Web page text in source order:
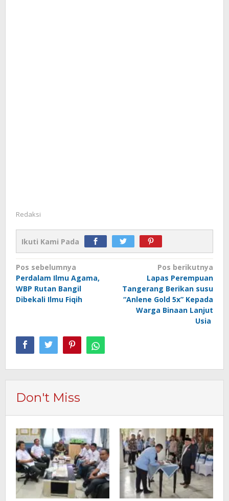
Redaksi
Ikuti Kami Pada
Navigasi
pos
Pos sebelumnya
Perdalam Ilmu Agama,
WBP Rutan Bangil
Dibekali Ilmu Fiqih
Pos berikutnya
Lapas Perempuan
Tangerang Berikan susu
“Anlene Gold 5x” Kepada
Warga Binaan Lanjut
Usia
Don't Miss